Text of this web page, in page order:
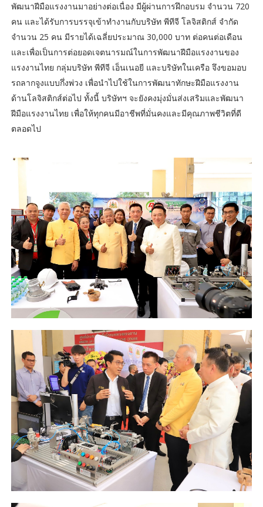
พัฒนาฝีมือแรงงานมาอย่างต่อเนื่อง มีผู้ผ่านการฝึกอบรม จำนวน 720
คน และได้รับการบรรจุเข้าทำงานกับบริษัท พีทีจี โลจิสติกส์ จำกัด
จำนวน 25 คน มีรายได้เฉลี่ยประมาณ 30,000 บาท ต่อคนต่อเดือน
และเพื่อเป็นการต่อยอดเจตนารมณ์ในการพัฒนาฝีมือแรงงานของ
แรงงานไทย กลุ่มบริษัท พีทีจี เอ็นเนอยี และบริษัทในเครือ จึงขอมอบ
รถลากจูงแบบกึ่งพ่วง เพื่อนำไปใช้ในการพัฒนาทักษะฝีมือแรงงาน
ด้านโลจิสติกส์ต่อไป ทั้งนี้ บริษัทฯ จะยังคงมุ่งมั่นส่งเสริมและพัฒนา
ฝีมือแรงงานไทย เพื่อให้ทุกคนมีอาชีพที่มั่นคงและมีคุณภาพชีวิตที่ดี
ตลอดไป